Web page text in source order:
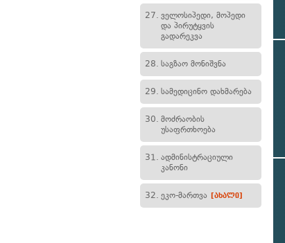
27. ველოსიპედი, მოპედი
და პირუტყვის
გადარეკვა
28. საგზაო მონიშვნა
29. სამედიცინო დახმარება
30. მოძრაობის
უსაფრთხოება
31. ადმინისტრაციული
კანონი
32. ეკო-მართვა [ახალი]